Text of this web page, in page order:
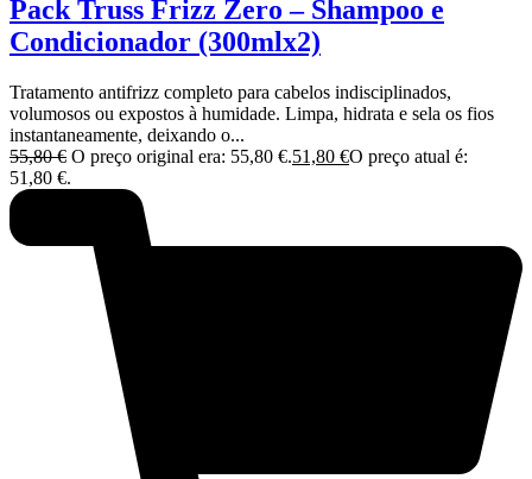
Pack Truss Frizz Zero – Shampoo e
Condicionador (300mlx2)
Tratamento antifrizz completo para cabelos indisciplinados,
volumosos ou expostos à humidade. Limpa, hidrata e sela os fios
instantaneamente, deixando o...
55,80€ O preço original era: 55,80 €.51,80 €O preço atual é:
51,80 €.